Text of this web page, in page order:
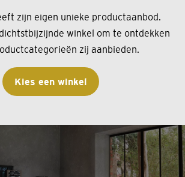
zijn eigen unieke productaanbod.
winkel om te ontdekken
zij aanbieden.
Kies een winkel